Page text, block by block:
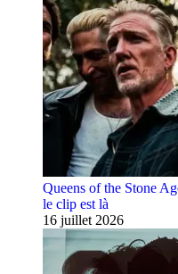
Queens of the Stone
le clip est là
16 juillet 2026